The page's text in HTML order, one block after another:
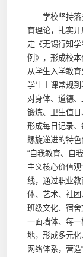
学校坚持落实
育理论，扎实
定《无锡行知
例》，形成校本
从学生入学教
学生上课常规
对身体、道德
锻炼、卫生值日
形成每日记录、
螺旋递进的特
“自我教育、自
主义核心价值观
线，通过职业
体、艺术、社
班级文化、宿
一面墙体、每
地，形成多元
网络体系，营造